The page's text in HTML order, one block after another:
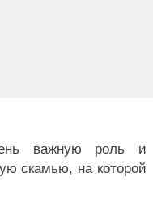
важную роль и
скамью, на которой